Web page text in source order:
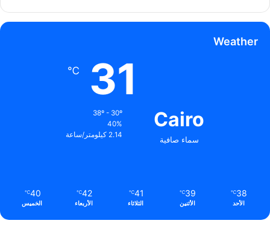
Weather
Cairo
سماء صافية
31
℃
40%
2.14 كيلومتر/ساعة
38
℃
الأحد
39
℃
الأثنين
41
℃
الثلاثاء
42
℃
الأربعاء
40
℃
الخميس